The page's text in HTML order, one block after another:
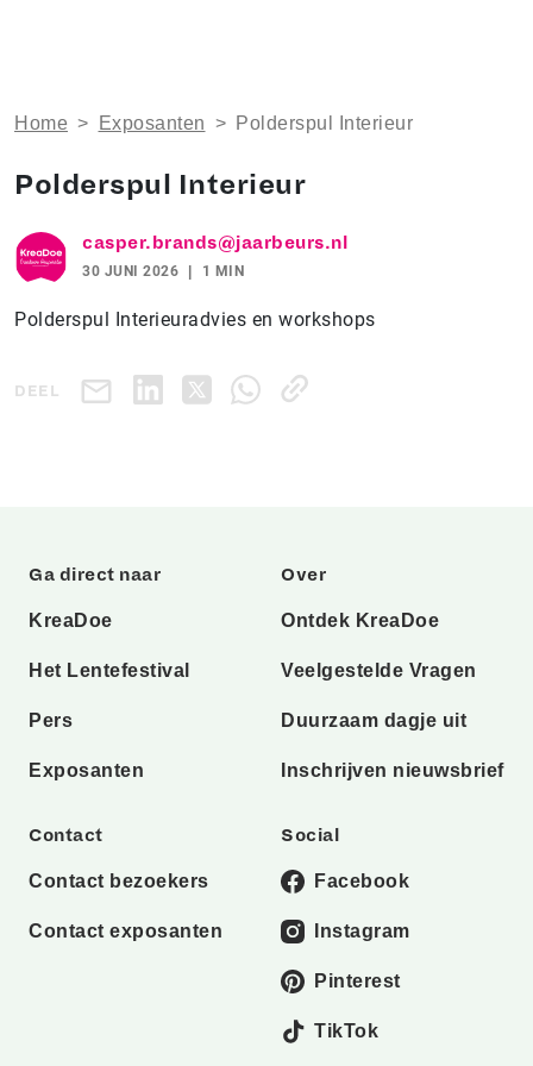
Home > Exposanten > Polderspul Interieur
Polderspul Interieur
casper.brands@jaarbeurs.nl
30 JUNI 2026 1 MIN
Polderspul Interieuradvies en workshops
DEEL
Ga direct naar
KreaDoe
Het Lentefestival
Pers
Exposanten
Over
Ontdek KreaDoe
Veelgestelde Vragen
Duurzaam dagje uit
Inschrijven nieuwsbrief
Contact
Contact bezoekers
Contact exposanten
Social
Facebook
Instagram
Pinterest
TikTok